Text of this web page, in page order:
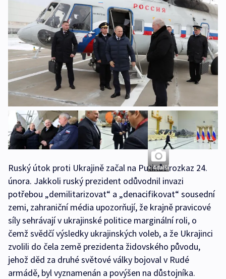
+ 4 další
Ruský útok proti Ukrajině začal na Putinův rozkaz 24.
února. Jakkoli ruský prezident odůvodnil invazi
potřebou „demilitarizovat“ a „denacifikovat“ sousední
zemi, zahraniční média upozorňují, že krajně pravicové
síly sehrávají v ukrajinské politice marginální roli, o
čemž svědčí výsledky ukrajinských voleb, a že Ukrajinci
zvolili do čela země prezidenta židovského původu,
jehož děd za druhé světové války bojoval v Rudé
armádě, byl vyznamenán a povýšen na důstojníka.